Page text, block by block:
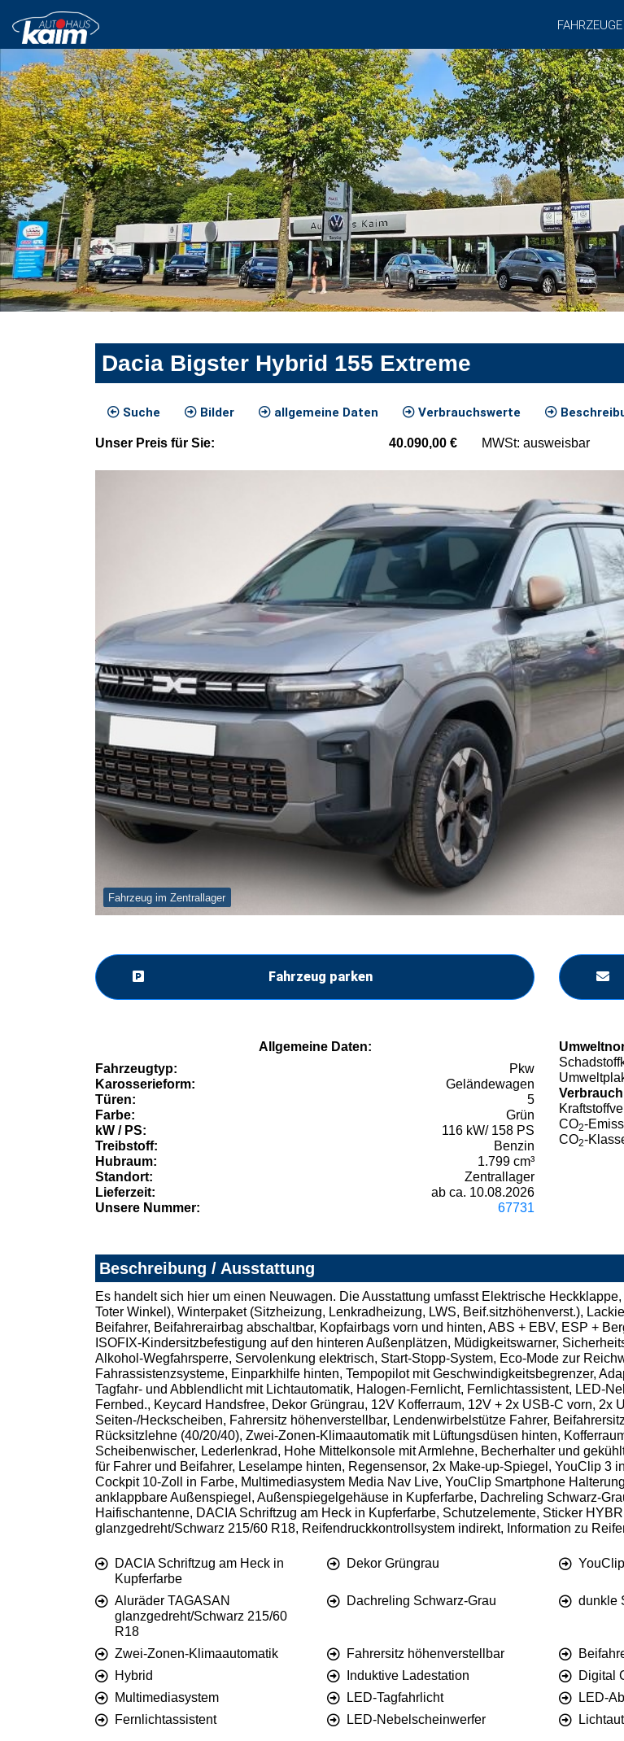
FAHRZEUGE
Dacia Bigster Hybrid 155 Extreme
Suche Bilder allgemeine Daten Verbrauchswerte
Unser Preis für Sie: 40.090,00 € MWSt: ausweisbar
Fahrzeug im Zentrallager
Fahrzeug parken
Allgemeine Daten:
Fahrzeugtyp:
Pkw
Karosserieform:
Geländewagen
Türen:
5
Farbe:
Grün
kW / PS:
116 kW/ 158 PS
Treibstoff:
Benzin
Hubraum:
1.799 cm³
Standort:
Zentrallager
Lieferzeit:
ab ca. 10.08.2026
Unsere Nummer:
67731
CO2-
CO2-
Beschreibung / Ausstattung
Es handelt sich hier um einen Neuwagen. Die Ausstattung umfasst Elektrische
Toter Winkel), Winterpaket (Sitzheizung, Lenkradheizung, LWS, Beif.sitzhöhenverst.),
Beifahrer, Beifahrerairbag abschaltbar, Kopfairbags vorn und hinten, ABS + EBV, ESP +
ISOFIX-Kindersitzbefestigung auf den hinteren Außenplätzen, Müdigkeitswarner,
Alkohol-Wegfahrsperre, Servolenkung elektrisch, Start-Stopp-System, Eco-Mode zur
Fahrassistenzsysteme, Einparkhilfe hinten, Tempopilot mit Geschwindigkeitsbegrenzer,
Tagfahr- und Abblendlicht mit Lichtautomatik, Halogen-Fernlicht, Fernlichtassistent, LED-
Fernbed., Keycard Handsfree, Dekor Grüngrau, 12V Kofferraum, 12V + 2x USB-C vorn, 2x
Seiten-/Heckscheiben, Fahrersitz höhenverstellbar, Lendenwirbelstütze Fahrer,
Rücksitzlehne (40/20/40), Zwei-Zonen-Klimaautomatik mit Lüftungsdüsen hinten,
Scheibenwischer, Lederlenkrad, Hohe Mittelkonsole mit Armlehne, Becherhalter und
für Fahrer und Beifahrer, Leselampe hinten, Regensensor, 2x Make-up-Spiegel, YouClip 3
Cockpit 10-Zoll in Farbe, Multimediasystem Media Nav Live, YouClip Smartphone
anklappbare Außenspiegel, Außenspiegelgehäuse in Kupferfarbe, Dachreling Schwarz-
Haifischantenne, DACIA Schriftzug am Heck in Kupferfarbe, Schutzelemente, Sticker
glanzgedreht/Schwarz 215/60 R18, Reifendruckkontrollsystem indirekt, Information zu
DACIA Schriftzug am Heck in
Kupferfarbe
Dekor Grüngrau
Aluräder TAGASAN
glanzgedreht/Schwarz 215/60
R18
Dachreling Schwarz-Grau dunkle
Zwei-Zonen-Klimaautomatik Fahrersitz höhenverstellbar
Hybrid
Induktive Ladestation Digital
Multimediasystem
LED-Tagfahrlicht LED-
Fernlichtassistent
LED-Nebelscheinwerfer